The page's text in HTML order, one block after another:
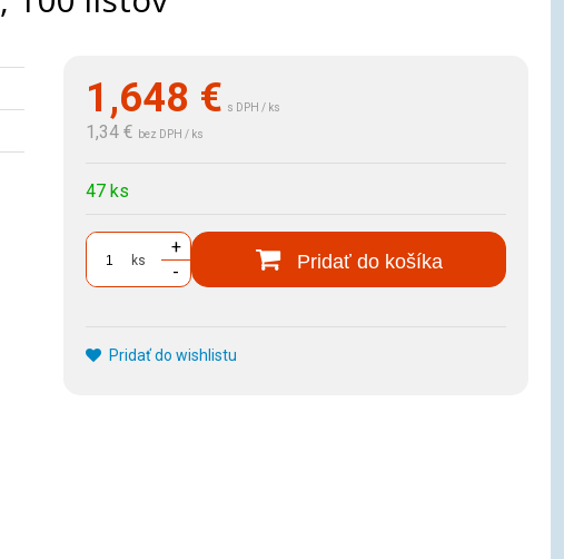
1,648 € s DPH / ks
1,34 € bez DPH / ks
47 ks
ks
+
-
Pridať do košíka
Pridať do wishlistu